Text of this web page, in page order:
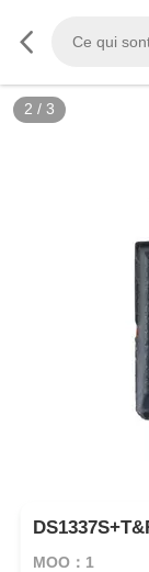
2 / 3
MOQ：1